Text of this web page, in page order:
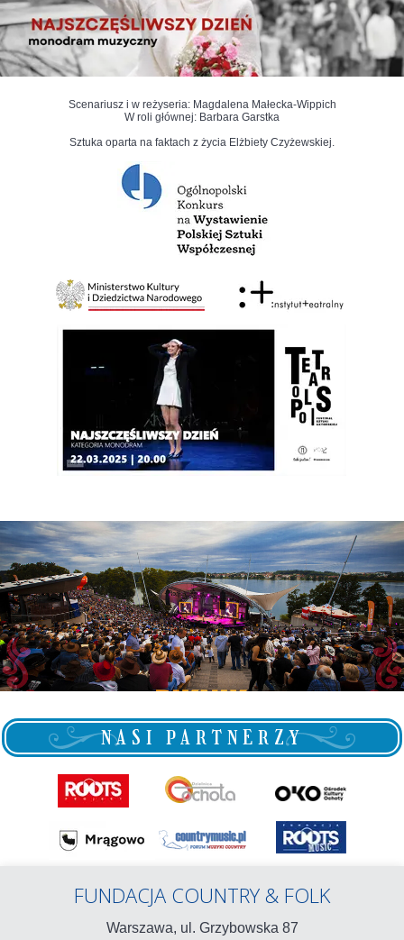
Scenariusz i w reżyseria: Magdalena Małecka-Wippich
W roli głównej: Barbara Garstka
Sztuka oparta na faktach z życia Elżbiety Czyżewskiej.
NASI PARTNERZY
FUNDACJA COUNTRY & FOLK
Warszawa, ul. Grzybowska 87